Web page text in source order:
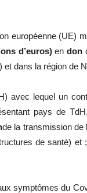
européenne (UE)
d’euros)en don
dans la région de
avec lequel un
pays de
de la transmission
de santé)
symptômes du